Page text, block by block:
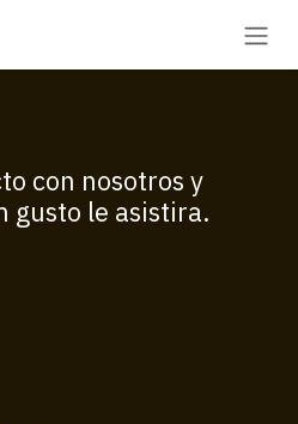
con nosotros y
gusto le asistira.